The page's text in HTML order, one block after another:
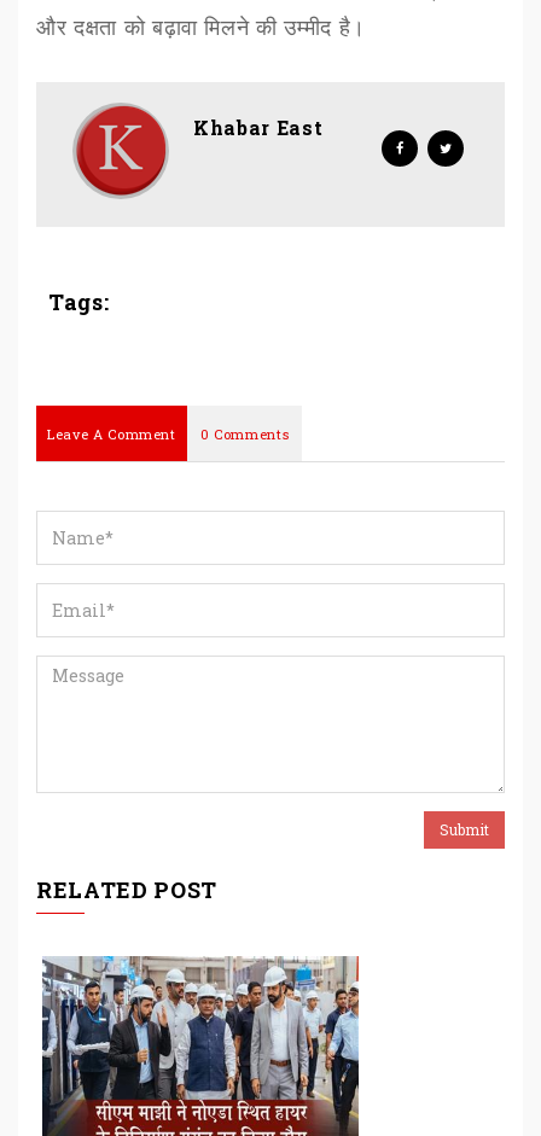
और दक्षता को बढ़ावा मिलने की उम्मीद है।
Khabar East
Tags:
Leave A Comment 0 Comments
RELATED POST